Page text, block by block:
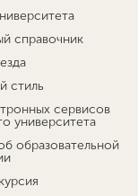
справочник
стиль
сервисов
университета
образовательной